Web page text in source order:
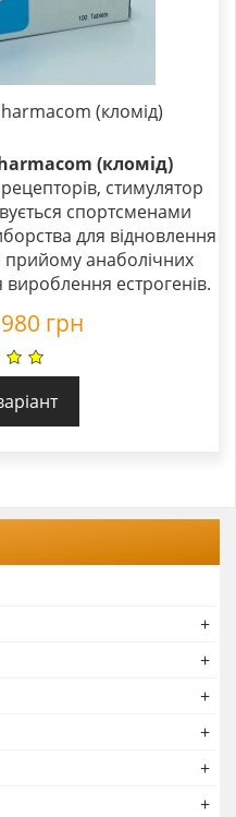
(кломід)
(кломід)
стимулятор
спортсменами
для відновлення
прийому анаболічних
вироблення естрогенів.
980 грн